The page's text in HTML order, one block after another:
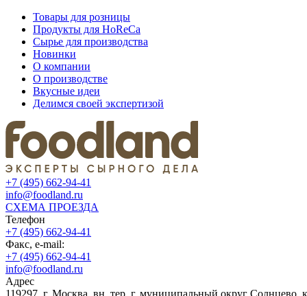
Товары для розницы
Продукты для HoReCa
Сырье для производства
Новинки
О компании
О производстве
Вкусные идеи
Делимся своей экспертизой
+7 (495) 662-94-41
info@foodland.ru
СХЕМА ПРОЕЗДА
Телефон
+7 (495) 662-94-41
Факс, e-mail:
+7 (495) 662-94-41
info@foodland.ru
Адрес
119297, г. Москва, вн. тер. г. муниципальный округ Солнцево,